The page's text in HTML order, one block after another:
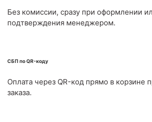
Без комиссии, сразу при оформлении
подтверждения менеджером.
СБП по QR-коду
Оплата через QR-код прямо в корзине
заказа.